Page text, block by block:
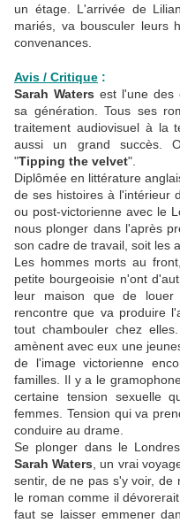
un étage. L'arrivée de
mariés, va bousculer leurs
convenances.
Avis / Critique :
Sarah Waters est l'une des
sa génération. Tous ses
traitement audiovisuel à la
aussi un grand succès.
"Tipping the velvet".
Diplômée en littérature
de ses histoires à l'intérieur
ou post-victorienne avec le
nous plonger dans l'après
son cadre de travail, soit les
Les hommes morts au
petite bourgeoisie n'ont
leur maison que de
rencontre que va produire
tout chambouler chez
amènent avec eux une
de l'image victorienne
familles. Il y a le
certaine tension sexuelle
femmes. Tension qui va
conduire au drame.
Se plonger dans le
Sarah Waters , un vrai
sentir, de ne pas s'y voir,
le roman comme il
faut se laisser emmener